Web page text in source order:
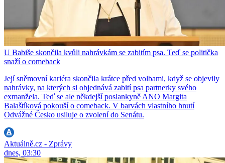
U Babiše skončila kvůli nahrávkám se zabitím psa. Teď se politička
snaží o comeback
Její sněmovní kariéra skončila krátce před volbami, když se objevily
nahrávky, na kterých si objednává zabití psa partnerky svého
exmanžela. Teď se ale někdejší poslankyně ANO Margita
Balaštíková pokouší o comeback. V barvách vlastního hnutí
Odvážné Česko usiluje o zvolení do Senátu.
Aktuálně.cz - Zprávy
dnes, 03:30